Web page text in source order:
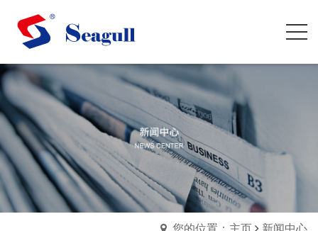
您的位置：主页 新闻中心